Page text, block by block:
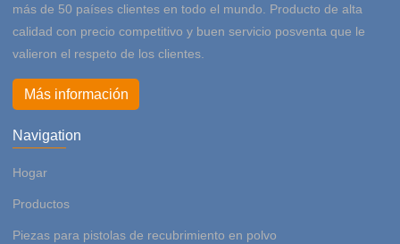
más de 50 países clientes en todo el mundo. Producto de alta
calidad con precio competitivo y buen servicio posventa que le
valieron el respeto de los clientes.
Más información
Navigation
Hogar
Productos
Piezas para pistolas de recubrimiento en polvo